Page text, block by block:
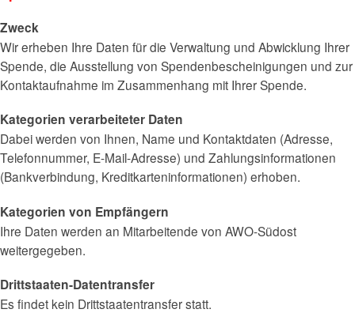
Zweck
Wir erheben Ihre Daten für die Verwaltung und Abwicklung Ihrer
Spende, die Ausstellung von Spendenbescheinigungen und zur
Kontaktaufnahme im Zusammenhang mit Ihrer Spende.
Kategorien verarbeiteter Daten
Dabei werden von Ihnen, Name und Kontaktdaten (Adresse,
Telefonnummer, E-Mail-Adresse) und Zahlungsinformationen
(Bankverbindung, Kreditkarteninformationen) erhoben.
Kategorien von Empfängern
Ihre Daten werden an Mitarbeitende von AWO-Südost
weitergegeben.
Drittstaaten-Datentransfer
Es findet kein Drittstaatentransfer statt.